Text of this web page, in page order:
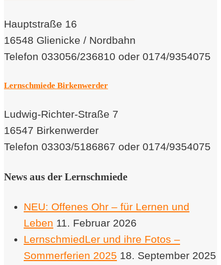
Hauptstraße 16
16548 Glienicke / Nordbahn
Telefon 033056/236810 oder 0174/9354075
Lernschmiede Birkenwerder
Ludwig-Richter-Straße 7
16547 Birkenwerder
Telefon 03303/5186867 oder 0174/9354075
News aus der Lernschmiede
NEU: Offenes Ohr – für Lernen und
Leben 11. Februar 2026
LernschmiedLer und ihre Fotos –
Sommerferien 2025 18. September 2025